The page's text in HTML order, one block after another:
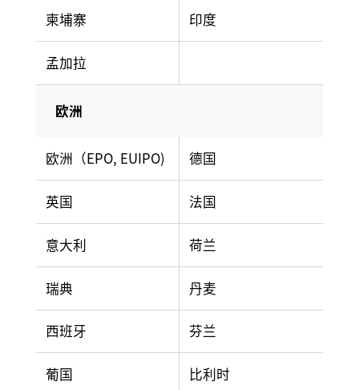
柬埔寨 印度
孟加拉
欧洲
欧洲（EPO, EUIPO) 德国
英国 法国
意大利 荷兰
瑞典 丹麦
西班牙 芬兰
葡国 比利时